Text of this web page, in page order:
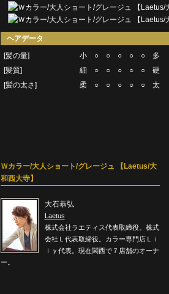
ヘアデータ
[髪の量]
小 ○ ○ ○ ○ ○ 多
[髪質]
細 ○ ○ ○ ○ ○ 硬
[髪の太さ]
柔 ○ ○ ○ ○ ○ 太
Ｗカラー/大人ショート/グレージュ 【Laetus/大
和西大寺】
大石恭弘
Laetus
株式会社ラエティス代表取締役。株式
会社Ｌ代表取締役。カラー専門店Ｌｉ
ｌｙ代表。現在関西で７店舗のオーナ
ー。